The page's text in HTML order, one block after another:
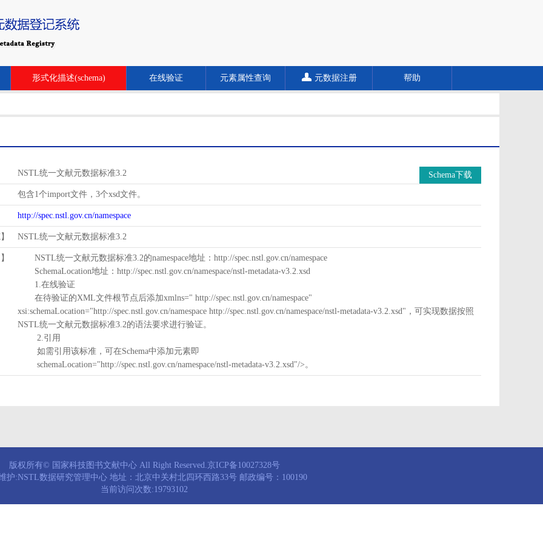
形式化描述(schema) 在线验证 元素属性查询 元数据注册 帮助
NSTL统一文献元数据标准3.2 Schema下载
包含1个import文件，3个xsd文件。
http://spec.nstl.gov.cn/namespace
NSTL统一文献元数据标准3.2
NSTL统一文献元数据标准3.2的namespace地址：http://spec.nstl.gov.cn/namespace
SchemaLocation地址：http://spec.nstl.gov.cn/namespace/nstl-metadata-v3.2.xsd
1.在线验证
在待验证的XML文件根节点后添加xmlns=" http://spec.nstl.gov.cn/namespace"
xsi:schemaLocation="http://spec.nstl.gov.cn/namespace http://spec.nstl.gov.cn/namespace/nstl-metadata-v3.2.xsd"，可实现数据按照
NSTL统一文献元数据标准3.2的语法要求进行验证。
2.引用
如需引用该标准，可在Schema中添加元素即
schemaLocation="http://spec.nstl.gov.cn/namespace/nstl-metadata-v3.2.xsd"/>。
版权所有© 国家科技图书文献中心 All Right Reserved.京ICP备10027328号
护:NSTL数据研究管理中心 地址：北京中关村北四环西路33号 邮政编号：100190
当前访问次数:19793102